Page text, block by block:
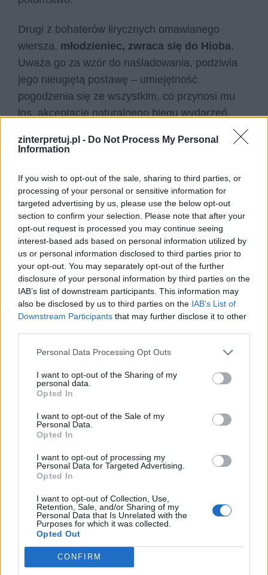
zinterpretuj.pl - Do Not Process My Personal
Information
If you wish to opt-out of the sale, sharing to third parties, or
processing of your personal or sensitive information for
targeted advertising by us, please use the below opt-out
section to confirm your selection. Please note that after your
opt-out request is processed you may continue seeing
interest-based ads based on personal information utilized by
us or personal information disclosed to third parties prior to
your opt-out. You may separately opt-out of the further
disclosure of your personal information by third parties on the
IAB’s list of downstream participants. This information may
also be disclosed by us to third parties on the IAB’s List of
Downstream Participants that may further disclose it to other
Personal Data Processing Opt Outs
I want to opt-out of the Sharing of my
personal data.
Opted In
I want to opt-out of the Sale of my
Personal Data.
Opted In
I want to opt-out of processing my
Personal Data for Targeted Advertising.
Opted In
I want to opt-out of Collection, Use,
Retention, Sale, and/or Sharing of my
Personal Data that Is Unrelated with the
Purposes for which it was collected.
Opted Out
CONFIRM
Drugi z bohaterów lirycznych omawianego
wiersza, młodzieniec, zwraca się do Hioba.
Uważa go za wzór do naśladowania, podziwia
jego nieugiętą postawę – umiejętność
pogodzenia się ze wszystkim, co przynosi mu
los, akceptację naturalnego biegu wydarzeń.
doświadczenia oraz wrodzonych cech, pokory
nie zaznał jeszcze tak wiele cierpienia, jednak
zdaje sobie sprawy, że w przyszłości spotka go
ono wielokrotnie.Przeraża go perspektywa
samotności, przemijania oraz związanymi z
nim starości, bólu oraz utratą ukochanych osób.
Osobie młodej, zdrowiej i pełen witalnych sił,
trudno jest wyobrazić sobie swe słabnące ciało,
z którego nieuchronnie ulatuje piękno i energia.
, zaznać spokoju ducha, z drugiej
jednak odrzuca pokorę i posłuszeństwo, nie do
końca wierzy słowom bardziej doświadczonego
mężczyzny. Niepojęte jest dla niego, że mędrzec
nigdy nie wyrzekł się Boga, pomimo ogromu
zatrzymania upływu czasu, brutalność reguł
rządzących światem.
Podsumowanie
Słynna biblijna historia Hioba stała się inspiracją
nie tylko dla omawianego wiersza Anny
Kamieńskiej, ale także dla wielu innych dzieł z